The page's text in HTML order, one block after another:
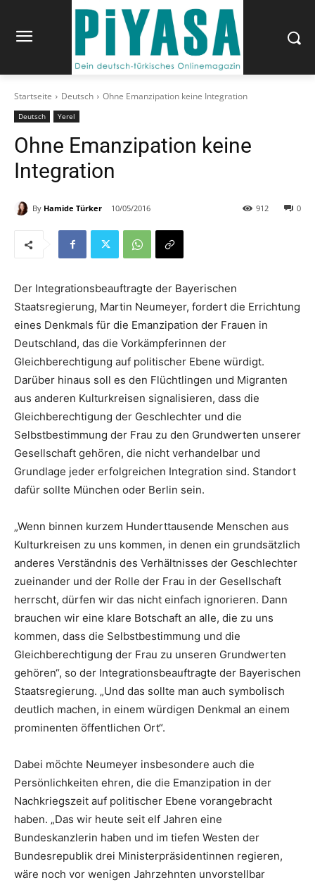
Startseite Deutsch Ohne Emanzipation keine Integration
Deutsch Yerel
Ohne Emanzipation keine
Integration
By Hamide Türker 10/05/2016 0
912
Der Integrationsbeauftragte der Bayerischen
Staatsregierung, Martin Neumeyer, fordert die Errichtung
eines Denkmals für die Emanzipation der Frauen in
Deutschland, das die Vorkämpferinnen der
Gleichberechtigung auf politischer Ebene würdigt.
Darüber hinaus soll es den Flüchtlingen und Migranten
aus anderen Kulturkreisen signalisieren, dass die
Gleichberechtigung der Geschlechter und die
Selbstbestimmung der Frau zu den Grundwerten unserer
Gesellschaft gehören, die nicht verhandelbar und
Grundlage jeder erfolgreichen Integration sind. Standort
dafür sollte München oder Berlin sein.
„Wenn binnen kurzem Hunderttausende Menschen aus
Kulturkreisen zu uns kommen, in denen ein grundsätzlich
anderes Verständnis des Verhältnisses der Geschlechter
zueinander und der Rolle der Frau in der Gesellschaft
herrscht, dürfen wir das nicht einfach ignorieren. Dann
brauchen wir eine klare Botschaft an alle, die zu uns
kommen, dass die Selbstbestimmung und die
Gleichberechtigung der Frau zu unseren Grundwerten
gehören“, so der Integrationsbeauftragte der Bayerischen
Staatsregierung. „Und das sollte man auch symbolisch
deutlich machen, in einem würdigen Denkmal an einem
prominenten öffentlichen Ort“.
Dabei möchte Neumeyer insbesondere auch die
Persönlichkeiten ehren, die die Emanzipation in der
Nachkriegszeit auf politischer Ebene vorangebracht
haben. „Das wir heute seit elf Jahren eine
Bundeskanzlerin haben und im tiefen Westen der
Bundesrepublik drei Ministerpräsidentinnen regieren,
wäre noch vor wenigen Jahrzehnten unvorstellbar